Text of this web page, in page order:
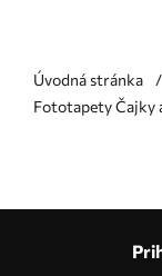
Úvodná stránka
Fototapety Čajky